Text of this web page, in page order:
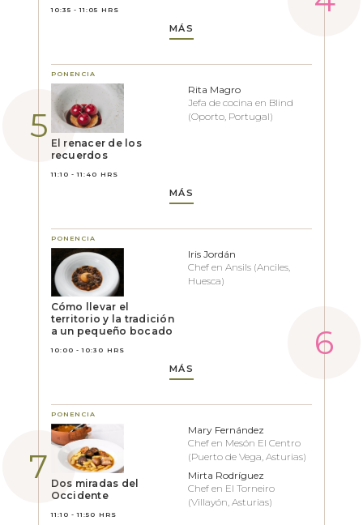
10:35 - 11:05 HRS
MÁS
PONENCIA
El renacer de los
recuerdos
11:10 - 11:40 HRS
Rita Magro
Jefa de cocina en Blind
(Oporto, Portugal)
MÁS
PONENCIA
Cómo llevar el
territorio y la tradición
a un pequeño bocado
10:00 - 10:30 HRS
Iris Jordán
Chef en Ansils (Anciles,
Huesca)
MÁS
PONENCIA
Dos miradas del
Occidente
11:10 - 11:50 HRS
Mary Fernández
Chef en Mesón El Centro
(Puerto de Vega, Asturias)
Mirta Rodríguez
Chef en El Torneiro
(Villayón, Asturias)